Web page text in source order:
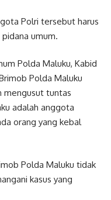
Polri tersebut harus
umum.
Polda Maluku, Kabid
Polda Maluku
mengusut tuntas
adalah anggota
orang yang kebal
Polda Maluku tidak
kasus yang